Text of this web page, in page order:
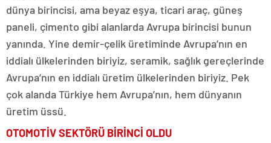
dünya birincisi, ama beyaz eşya, ticari araç, güneş
paneli, çimento gibi alanlarda Avrupa birincisi bunun
yanında. Yine demir-çelik üretiminde Avrupa’nın en
iddialı ülkelerinden biriyiz, seramik, sağlık gereçlerinde
Avrupa’nın en iddialı üretim ülkelerinden biriyiz. Pek
çok alanda Türkiye hem Avrupa’nın, hem dünyanın
üretim üssü.
OTOMOTİV SEKTÖRÜ BİRİNCİ OLDU